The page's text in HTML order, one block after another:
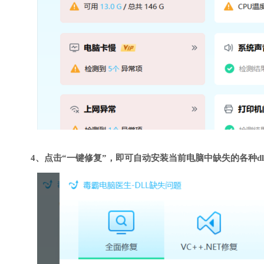
4、点击“一键修复”，即可自动安装当前电脑中缺失的各种